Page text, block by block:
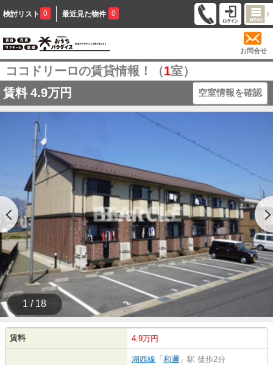
検討リスト 0 最近見た物件 0
お問合せ
ココドリーロの賃貸情報！（1室）
賃料 4.9万円 空室情報を確認
1 / 18
賃料 4.9万円
湖西線 「 和邇 」駅 徒歩2分